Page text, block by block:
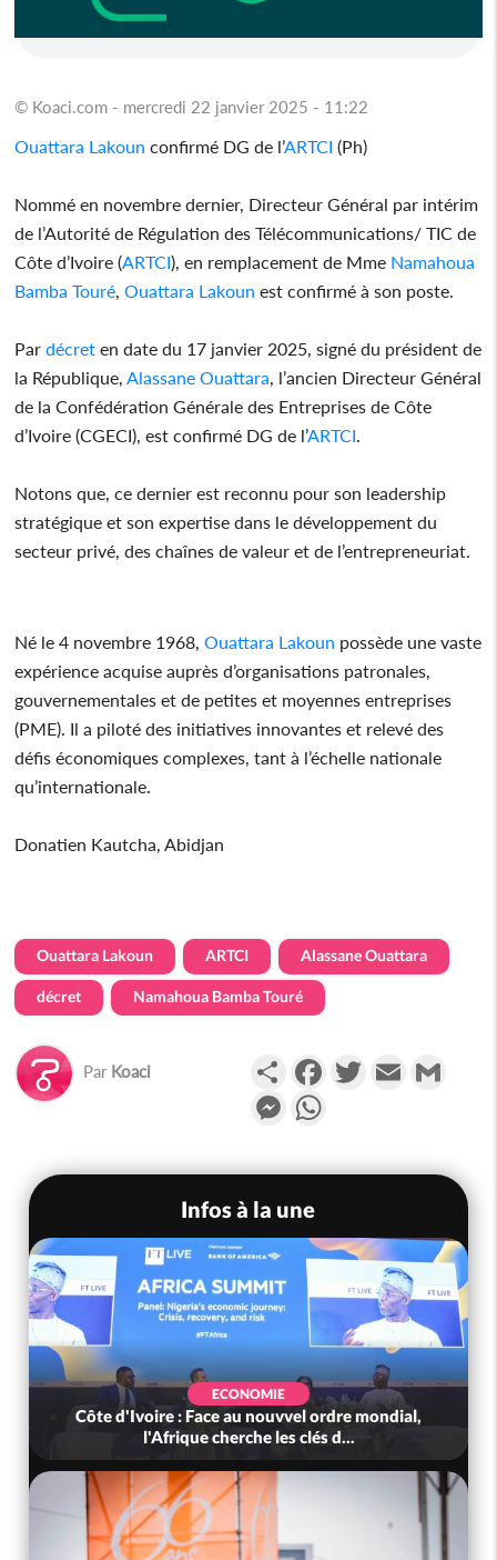
© Koaci.com - mercredi 22 janvier 2025 - 11:22
Ouattara Lakoun confirmé DG de l’ARTCI (Ph)
Nommé en novembre dernier, Directeur Général par intérim
de l’Autorité de Régulation des Télécommunications/ TIC de
Côte d’Ivoire (ARTCI), en remplacement de Mme Namahoua
Bamba Touré ,Ouattara Lakoun est confirmé à son poste.
Pardécret en date du 17 janvier 2025, signé du président de
la République, Alassane Ouattara , l’ancien Directeur Général
de la Confédération Générale des Entreprises de Côte
d’Ivoire (CGECI), est confirmé DG de l’ARTCI
Notons que, ce dernier est reconnu pour son leadership
stratégique et son expertise dans le développement du
secteur privé, des chaînes de valeur et de l’entrepreneuriat.
Né le 4 novembre 1968,Ouattara Lakoun possède une vaste
expérience acquise auprès d’organisations patronales,
gouvernementales et de petites et moyennes entreprises
(PME). Il a piloté des initiatives innovantes et relevé des
défis économiques complexes, tant à l’échelle nationale
qu’internationale.
Donatien Kautcha, Abidjan
Ouattara Lakoun ARTCI Alassane Ouattara
décret Namahoua Bamba Touré
Par Koaci PartagerFacebookTwitterEmail
Messenger
Infos à la une
ECONOMIE
Côte d'Ivoire : Face au nouvvel ordre mondial,
l'Afrique cherche les clés d...